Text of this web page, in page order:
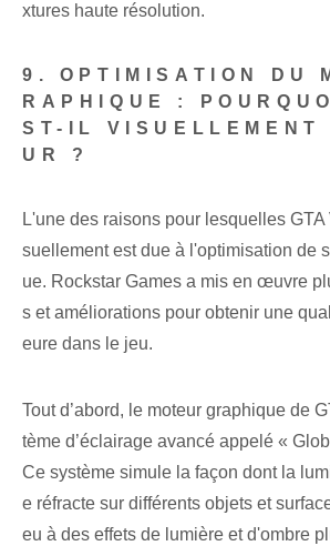
xtures haute résolution.
9. OPTIMISATION DU
RAPHIQUE :
ST-IL VISUELLEMENT
UR ?
L'une des raisons pour lesquelles
suellement est due à l'optimisation de
ue. Rockstar Games a mis en œuvre
s et améliorations pour obtenir une
eure dans le jeu.
Tout d’abord, le moteur graphique de
tème d’éclairage avancé appelé «
Ce système simule la façon dont la
e réfracte sur différents objets et
eu à des effets de lumière et d'ombre